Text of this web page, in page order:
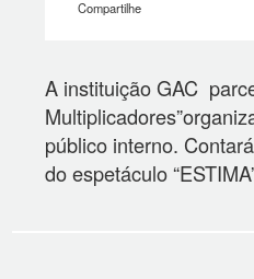
Compartilhe
A instituição GAC
público interno.
do espetáculo